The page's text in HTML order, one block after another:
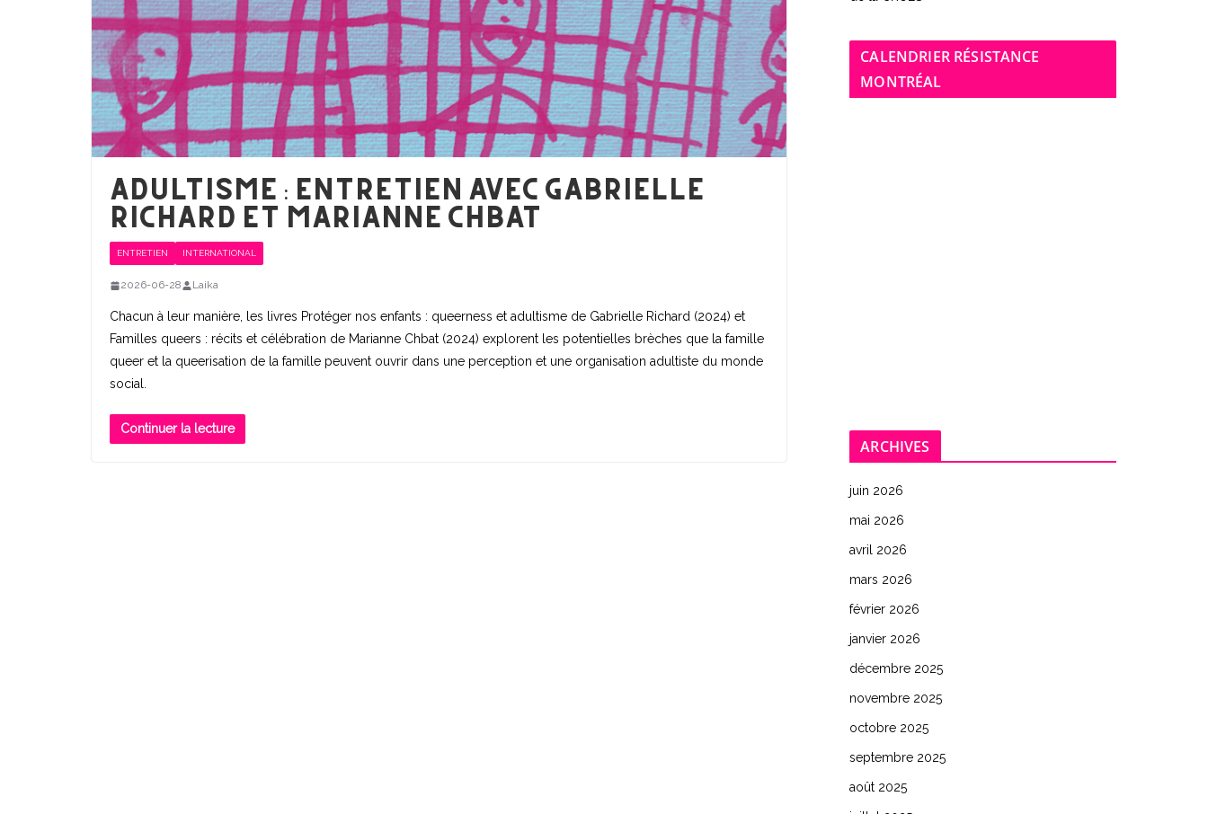
Adultisme : entretien avec Gabrielle
Richard et Marianne Chbat
ENTRETIEN INTERNATIONAL
2026-06-28 Laika
Chacun à leur manière, les livres Protéger nos enfants : queerness et adultisme de Gabrielle Richard (2024) et
Familles queers : récits et célébration de Marianne Chbat (2024) explorent les potentielles brèches que la famille
queer et la queerisation de la famille peuvent ouvrir dans une perception et une organisation adultiste du monde
social.
Continuer la lecture
CALENDRIER RÉSISTANCE
MONTRÉAL
ARCHIVES
juin 2026
mai 2026
avril 2026
mars 2026
février 2026
janvier 2026
décembre 2025
novembre 2025
octobre 2025
septembre 2025
août 2025